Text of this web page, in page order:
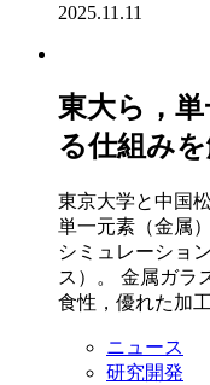
2025.11.11
東大ら，
る仕組みを
東京大学と中国
単一元素（金属
シミュレーショ
ス）。 金属ガラ
食性，優れた加
ニュース
研究開発